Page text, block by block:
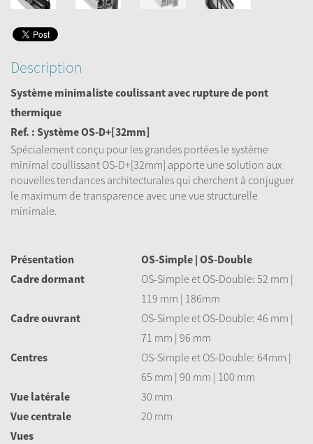
Description
Système minimaliste coulissant avec rupture de pont
thermique
Ref. : SystèmeOS-D+[32mm]
Spécialement conçu pour les grandes portées le système
minimal coullissant OS-D+[32mm] apporte une solution aux
nouvelles tendances architecturales qui cherchent à conjuguer
le maximum de transparence avec une vue structurelle
minimale.
Présentation
OS-Simple | OS-Double
Cadre dormant
OS-Simple et OS-Double: 52 mm |
119 mm | 186mm
Cadre ouvrant
OS-Simple et OS-Double: 46 mm |
71 mm | 96 mm
Centres
OS-Simple et OS-Double: 64mm |
65 mm | 90 mm | 100 mm
Vue latérale
30 mm
Vue centrale
20 mm
Vues